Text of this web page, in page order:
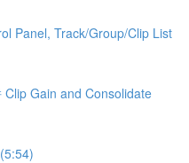
Panel, Track/Group/Clip List
Clip Gain and Consolidate